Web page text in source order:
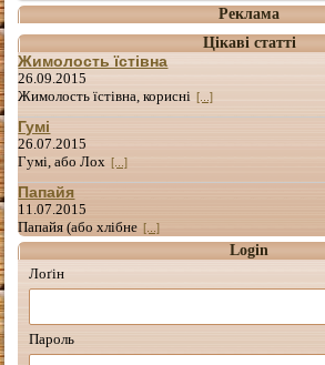
Реклама
Цікаві статті
Жимолость їстівна
26.09.2015
Жимолость їстівна, корисні [...]
Гумі
26.07.2015
Гумі, або Лох [...]
Папайя
11.07.2015
Папайя (або хлібне [...]
Login
Лоґін
Пароль